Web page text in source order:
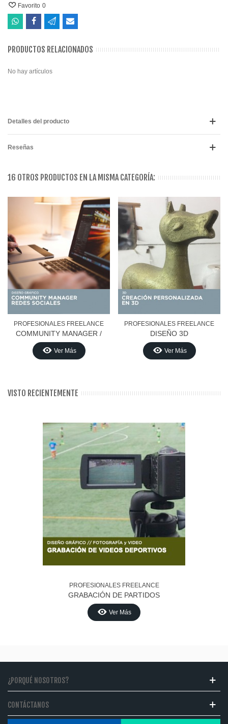
Favorito 0
PRODUCTOS RELACIONADOS
No hay artículos
Detalles del producto
Reseñas
16 OTROS PRODUCTOS EN LA MISMA CATEGORÍA:
PROFESIONALES FREELANCE
COMMUNITY MANAGER /
REDES SOCIALES
Ver Más
PROFESIONALES FREELANCE
DISEÑO 3D
Ver Más
VISTO RECIENTEMENTE
PROFESIONALES FREELANCE
GRABACIÓN DE PARTIDOS
Ver Más
¿PORQUÉ NOSOTROS?
CONTÁCTANOS